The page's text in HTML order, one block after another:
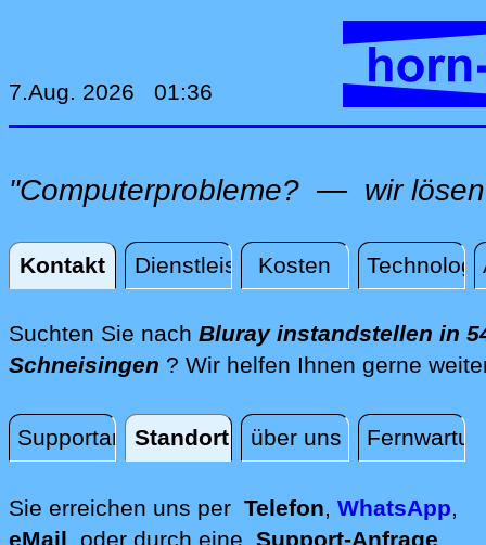
7.Aug. 2026 01:36
"Computerprobleme? — wir
Kontakt Dienstleistungen
Kosten
Kontakt
Suchten Sie nach Bluray instandstellen in
Schneisingen ? Wir helfen Ihnen gerne
SupportanfrageStandort über uns
Standort
Sie erreichen uns per Telefon, WhatsApp,
eMail oder durch eine Support-Anfrage